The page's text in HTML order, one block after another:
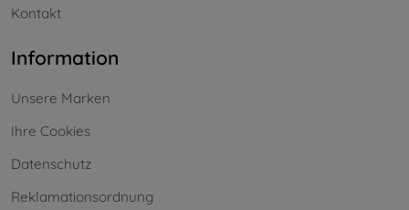
Kontakt
Information
Unsere Marken
Ihre Cookies
Datenschutz
Reklamationsordnung